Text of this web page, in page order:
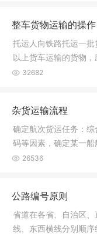
整车货物运输的操作
托运人向铁路托运一
以上货车运输的货物
32682
杂货运输流程
确定航次货运任务：
码等因素，确定某一
26536
公路编号原则
省道在各省、自治区
线、东西横线分别顺序